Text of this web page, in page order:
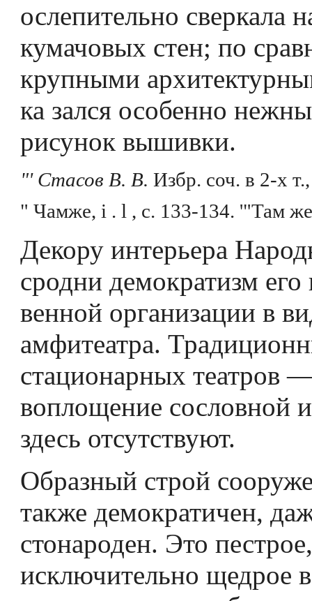
ослепительно сверкала
кумачовых стен; по
крупными
ка­ зался особенно
рисунок вышивки.
"' Стасов В. В. Избр. соч. в 2-х
" Чамже, i . l , с. 133-134. '"Там
Декору интерьера
сродни демократизм
венной организации в
амфитеатра.
стационарных театров
воплощение сословной
здесь отсутствуют.
Образный строй
также демократичен,
стонароден. Это
исключительно щедрое